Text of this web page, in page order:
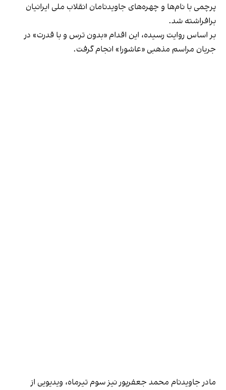
پرچمی با نام‌ها و چهره‌های جاویدنامان انقلاب ملی ایرانیان
برافراشته شد.
بر اساس روایت رسیده، این اقدام «بدون ترس و با قدرت» در
جریان مراسم مذهبی «عاشورا» انجام گرفت.
مادر جاویدنام محمد جعفرپور نیز سوم تیرماه، ویدیویی از